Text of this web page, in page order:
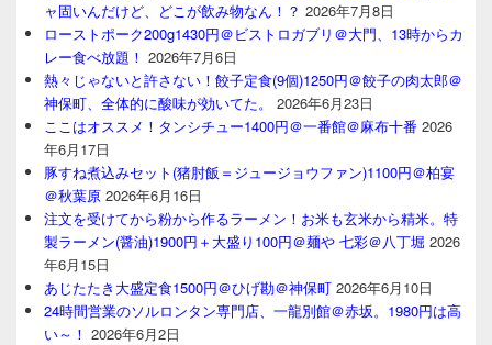
ャ固いんだけど、どこが飲み物なん！？ 2026年7月8日
ローストポーク200g1430円＠ビストロガブリ＠大門、13時からカ
レー食べ放題！ 2026年7月6日
熱々じゃないと許さない！餃子定食(9個)1250円＠餃子の肉太郎＠
神保町、全体的に酸味が効いてた。
2026年6月23日
ここはオススメ！タンシチュー1400円＠一番館＠麻布十番 2026
年6月17日
豚すね煮込みセット(猪肘飯＝ジュージョウファン)1100円＠柏宴
＠秋葉原 2026年6月16日
注文を受けてから粉から作るラーメン！お米も玄米から精米。特
製ラーメン(醤油)1900円＋大盛り100円＠麺や 七彩＠八丁堀 2026
年6月15日
あじたたき大盛定食1500円＠ひげ勘＠神保町 2026年6月10日
24時間営業のソルロンタン専門店、一龍別館＠赤坂。1980円は高
い～！ 2026年6月2日